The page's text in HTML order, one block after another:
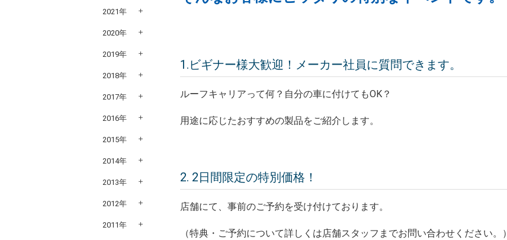
1.ビギナー様大歓迎！メーカー社員に質問できます。
ルーフキャリアって何？自分の車に付けてもOK？
用途に応じたおすすめの製品をご紹介します。
2. 2日間限定の特別価格！
店舗にて、事前のご予約を受け付けております。
（特典・ご予約について詳しくは店舗スタッフまでお問い合わせください。）
2021年
2020年
2019年
2018年
2017年
2016年
2015年
2014年
2013年
2012年
2011年